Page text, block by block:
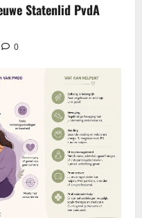
Statenlid PvdA
0